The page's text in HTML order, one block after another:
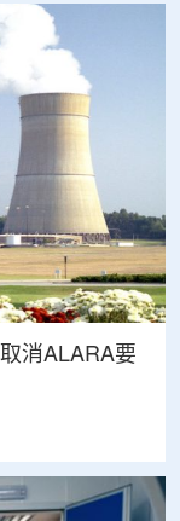
消ALARA要